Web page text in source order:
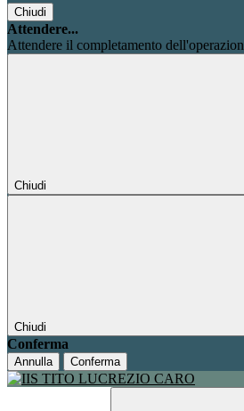
Chiudi
Attendere...
Attendere il completamento
Chiudi
Chiudi
Conferma
Annulla Conferma